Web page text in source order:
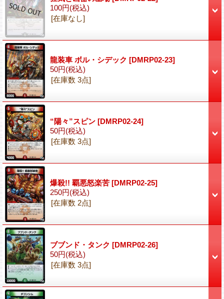
100円(税込)
[在庫なし]
龍装車 ボル・シデック [DMRP02-23]
50円(税込)
[在庫数 3点]
“陽々”スピン [DMRP02-24]
50円(税込)
[在庫数 3点]
爆殺!! 覇悪怒楽苦 [DMRP02-25]
250円(税込)
[在庫数 2点]
ブブンド・タンク [DMRP02-26]
50円(税込)
[在庫数 3点]